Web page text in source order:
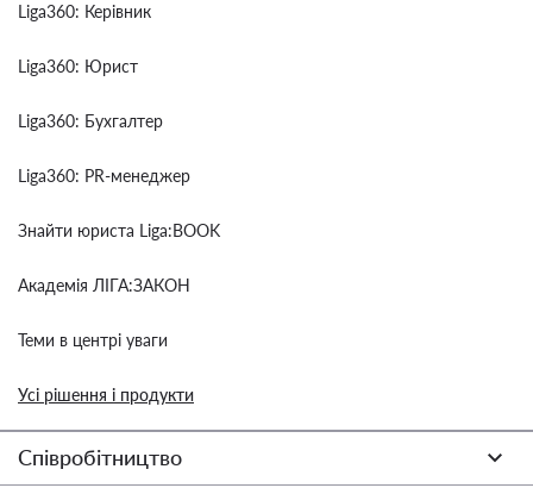
Liga360: Керівник
Liga360: Юрист
Liga360: Бухгалтер
Liga360: PR-менеджер
Знайти юриста Liga:BOOK
Академія ЛІГА:ЗАКОН
Теми в центрі уваги
Усі рішення і продукти
Співробітництво